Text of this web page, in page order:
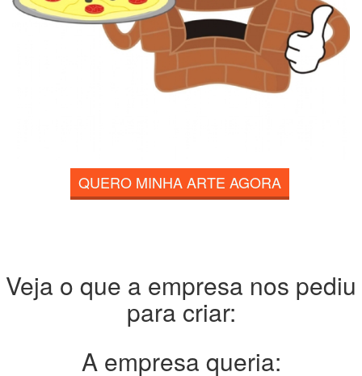
QUERO MINHA ARTE AGORA
Veja o que a empresa nos pediu
para criar:
A empresa queria: